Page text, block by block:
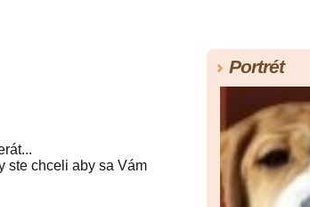
ste chceli aby sa Vám
Portrét